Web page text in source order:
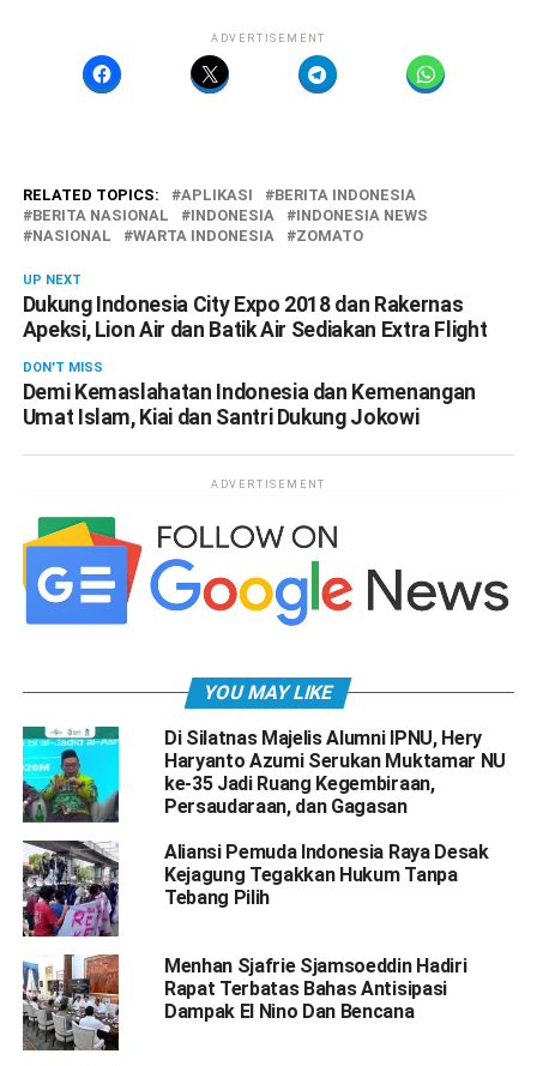
ADVERTISEMENT
RELATED TOPICS: APLIKASI
BERITA INDONESIA
BERITA NASIONAL
INDONESIA
INDONESIA NEWS
NASIONAL
WARTA INDONESIA ZOMATO
UP NEXT
Dukung Indonesia City Expo 2018 dan Rakernas
Apeksi, Lion Air dan Batik Air Sediakan Extra Flight
DON'T MISS
Demi Kemaslahatan Indonesia dan Kemenangan
Umat Islam, Kiai dan Santri Dukung Jokowi
ADVERTISEMENT
YOU MAY LIKE
Di Silatnas Majelis Alumni IPNU, Hery
Haryanto Azumi Serukan Muktamar NU
ke-35 Jadi Ruang Kegembiraan,
Persaudaraan, dan Gagasan
Aliansi Pemuda Indonesia Raya Desak
Kejagung Tegakkan Hukum Tanpa
Tebang Pilih
Menhan Sjafrie Sjamsoeddin Hadiri
Rapat Terbatas Bahas Antisipasi
Dampak El Nino Dan Bencana